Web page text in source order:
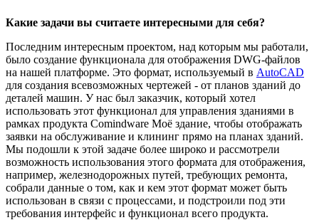
Какие задачи вы считаете интересными для себя?
Последним интересным проектом, над которым мы работали,
было создание функционала для отображения DWG-файлов
на нашей платформе. Это формат, используемый в AutoCAD
для создания всевозможных чертежей - от планов зданий до
деталей машин. У нас был заказчик, который хотел
использовать этот функционал для управления зданиями в
рамках продукта Comindware Моё здание, чтобы отображать
заявки на обслуживание и клининг прямо на планах зданий.
Мы подошли к этой задаче более широко и рассмотрели
возможность использования этого формата для отображения,
например, железнодорожных путей, требующих ремонта,
собрали данные о том, как и кем этот формат может быть
использован в связи с процессами, и подстроили под эти
требования интерфейс и функционал всего продукта.